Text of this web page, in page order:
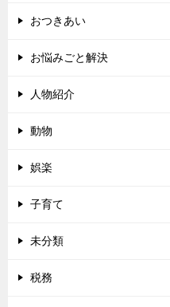
おつきあい
お悩みごと解決
人物紹介
動物
娯楽
子育て
未分類
税務